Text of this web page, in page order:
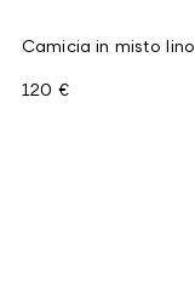
Camicia in misto lino
120 €